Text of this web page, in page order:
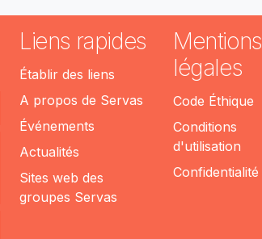
Liens rapides
Établir des liens
A propos de Servas
Événements
Actualités
Sites web des
groupes Servas
Mentions
légales
Code Éthique
Conditions
d'utilisation
Confidentialité